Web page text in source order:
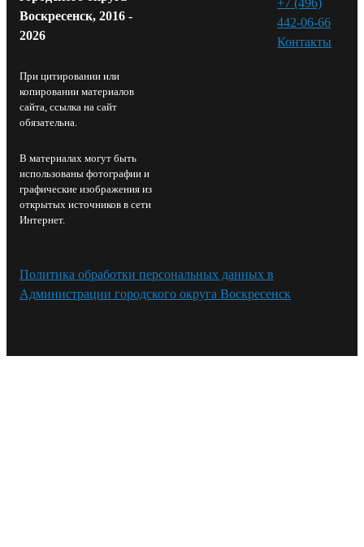
Воскресенск, 2016 -
2026
При цитировании или
копировании материалов
сайта, ссылка на сайт
обязательна.
В материалах могут быть
использованы фотографии и
графические изображения из
открытых источников в сети
Интернет.
442-06-66
Контакты⁠
Политика обработки персональных данных в
Администрации городского округа Воскресенск